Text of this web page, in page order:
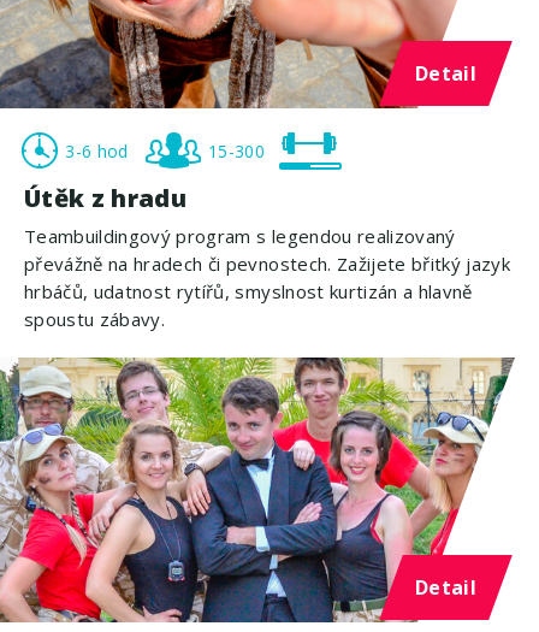
Detail
3-6 hod 15-300
Útěk z hradu
Teambuildingový program s legendou realizovaný
převážně na hradech či pevnostech. Zažijete břitký jazyk
hrbáčů, udatnost rytířů, smyslnost kurtizán a hlavně
spoustu zábavy.
Detail